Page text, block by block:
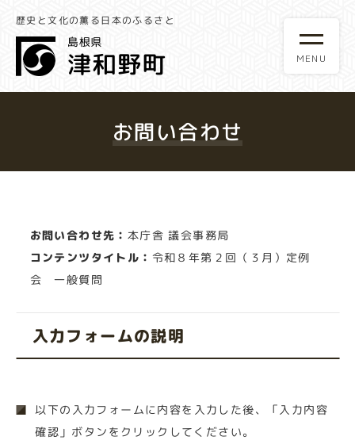
歴史と文化の薫る日本のふるさと
お問い合わせ
お問い合わせ先： 本庁舎 議会事務局
コンテンツタイトル： 令和８年第２回（３月）定例
会 一般質問
入力フォームの説明
以下の入力フォームに内容を入力した後、「入力内容
確認」ボタンをクリックしてください。